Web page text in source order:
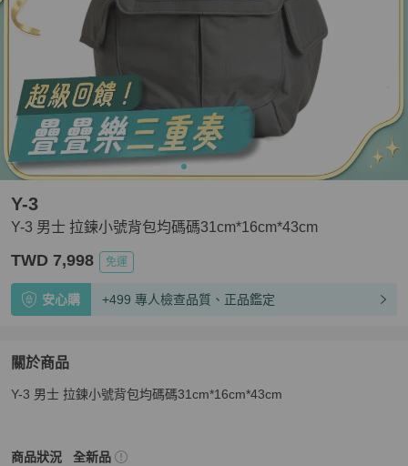
Y-3 男士 拉鍊小號背包均碼碼31cm*16cm*43cm
Y-3
TWD 7,998 免運
安心購 +499 專人檢查品質、正品鑑定
關於商品
關於Y-3 男士 拉鍊小號背包均碼碼31cm*16cm*43cm
Y-3 男士 拉鍊小號背包均碼碼31cm*16cm*43cm
商品狀況
Y-3男包商品狀態與細節
全新品